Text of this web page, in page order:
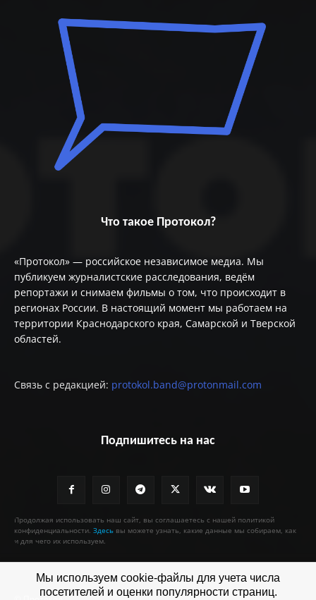
Что такое Протокол?
«Протокол» — российское независимое медиа. Мы
публикуем журналистские расследования, ведём
репортажи и снимаем фильмы о том, что происходит в
регионах России. В настоящий момент мы работаем на
территории Краснодарского края, Самарской и Тверской
областей.
Связь с редакцией: protokol.band@protonmail.com
Подпишитесь на нас
Продолжая использовать наш сайт, вы соглашаетесь с нашей политикой
конфиденциальности. Здесь вы можете узнать, какие данные мы собираем, как
и для чего их используем.
Мы используем cookie-файлы для учета числа
посетителей и оценки популярности страниц.